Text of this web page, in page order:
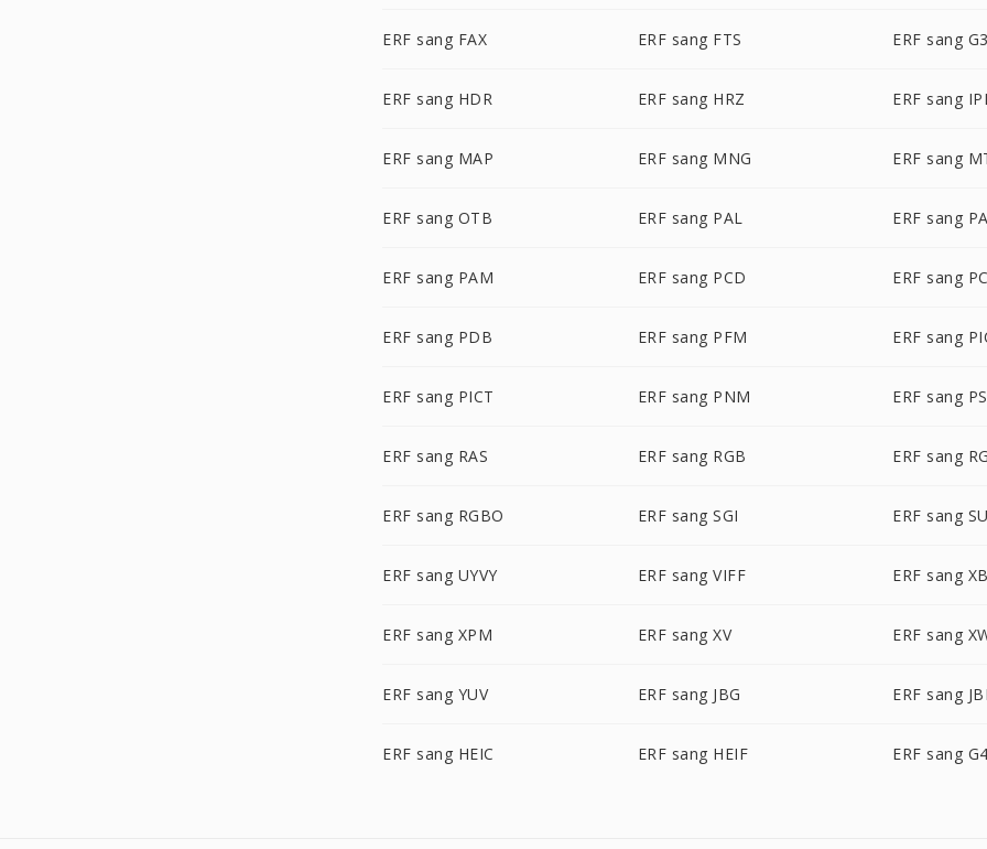
ERF sang FAX ERF sang FTS ERF sang G3
ERF sang HDR ERF sang HRZ ERF sang
ERF sang MAP ERF sang MNG ERF sang
ERF sang OTB ERF sang PAL ERF sang
ERF sang PAM ERF sang PCD ERF sang
ERF sang PDB ERF sang PFM ERF sang
ERF sang PICT ERF sang PNM ERF sang
ERF sang RAS ERF sang RGB ERF sang
ERF sang RGBO ERF sang SGI ERF sang
ERF sang UYVY ERF sang VIFF ERF sang
ERF sang XPM ERF sang XV ERF sang
ERF sang YUV ERF sang JBG ERF sang
ERF sang HEIC ERF sang HEIF ERF sang G4